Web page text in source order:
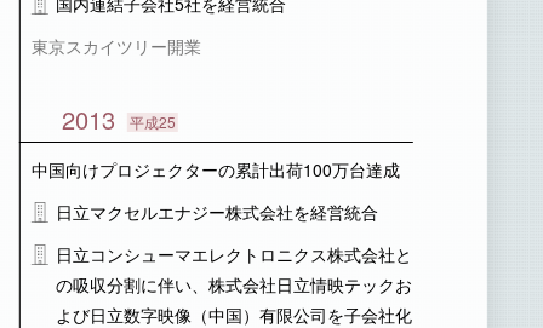
東京スカイツリー開業
2013 平成25
中国向けプロジェクターの累計出荷100万台達成
日立マクセルエナジー株式会社を経営統合
日立コンシューマエレクトロニクス株式会社と
の吸収分割に伴い、株式会社日立情映テックお
よび日立数字映像（中国）有限公司を子会社化